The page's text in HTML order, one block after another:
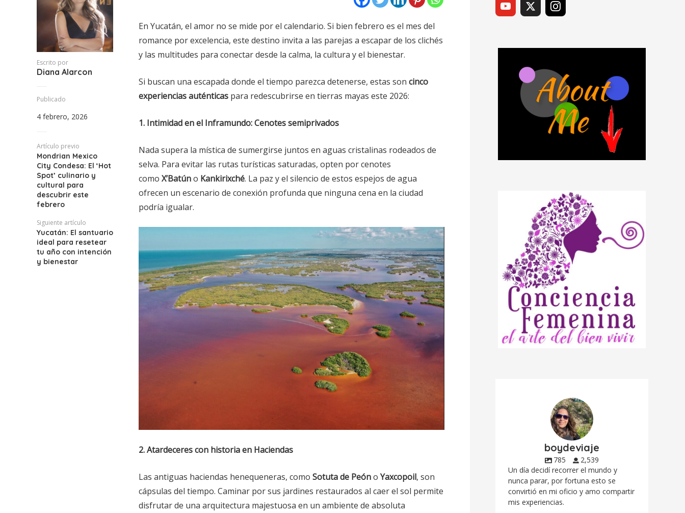
Escrito por
Diana Alarcon
Publicado
4 febrero, 2026
Artículo previo
Mondrian Mexico
City Condesa: El ‘Hot
Spot’ culinario y
cultural para
descubrir este
febrero
Siguiente artículo
Yucatán: El santuario
ideal para resetear
tu año con intención
y bienestar
En Yucatán, el amor no se mide por el calendario. Si bien febrero es el mes del
romance por excelencia, este destino invita a las parejas a escapar de los clichés
y las multitudes para conectar desde la calma, la cultura y el bienestar.
Si buscan una escapada donde el tiempo parezca detenerse, estas son cinco
experiencias auténticas para redescubrirse en tierras mayas este 2026:
1. Intimidad en el Inframundo: Cenotes semiprivados
Nada supera la mística de sumergirse juntos en aguas cristalinas rodeados de
selva. Para evitar las rutas turísticas saturadas, opten por cenotes
como X’Batúno Kankirixché. La paz y el silencio de estos espejos de agua
ofrecen un escenario de conexión profunda que ninguna cena en la ciudad
podría igualar.
2. Atardeceres con historia en Haciendas
Las antiguas haciendas henequeneras, como Sotuta de Peóno Yaxcopoil, son
cápsulas del tiempo. Caminar por sus jardines restaurados al caer el sol permite
disfrutar de una arquitectura majestuosa en un ambiente de absoluta
boydeviaje
785
2,539
Un día decidí recorrer el mundo y
nunca parar, por fortuna esto se
convirtió en mi oficio y amo compartir
mis experiencias.